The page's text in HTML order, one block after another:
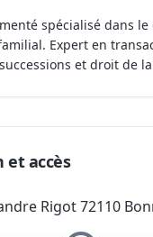
spécialisé dans
Expert en
et droit de
et accès
Rigot 72110